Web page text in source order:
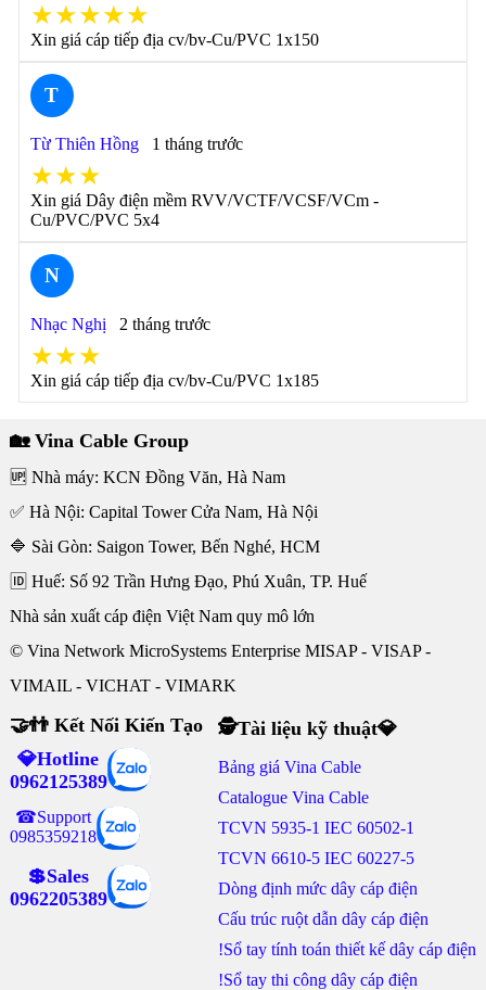
★★★★★
Xin giá cáp tiếp địa cv/bv-Cu/PVC 1x150
T
Từ Thiên Hồng 1 tháng trước
★★★
Xin giá Dây điện mềm RVV/VCTF/VCSF/VCm -
Cu/PVC/PVC 5x4
N
Nhạc Nghị 2 tháng trước
★★★
Xin giá cáp tiếp địa cv/bv-Cu/PVC 1x185
🏡 Vina Cable Group
🆙 Nhà máy: KCN Đồng Văn, Hà Nam
✅ Hà Nội: Capital Tower Cửa Nam, Hà Nội
🔷 Sài Gòn: Saigon Tower, Bến Nghé, HCM
🆔 Huế: Số 92 Trần Hưng Đạo, Phú Xuân, TP. Huế
Nhà sản xuất cáp điện Việt Nam quy mô lớn
© Vina Network MicroSystems Enterprise MISAP - VISAP -
VIMAIL - VICHAT - VIMARK
🤝👬 Kết Nối Kiến Tạo
💎Hotline
0962125389
☎Support
0985359218
💲Sales
0962205389
🕵Tài liệu kỹ thuật💎
Bảng giá Vina Cable
Catalogue Vina Cable
TCVN 5935-1 IEC 60502-1
TCVN 6610-5 IEC 60227-5
Dòng định mức dây cáp điện
Cấu trúc ruột dẫn dây cáp điện
!Sổ tay tính toán thiết kế dây cáp điện
!Sổ tay thi công dây cáp điện